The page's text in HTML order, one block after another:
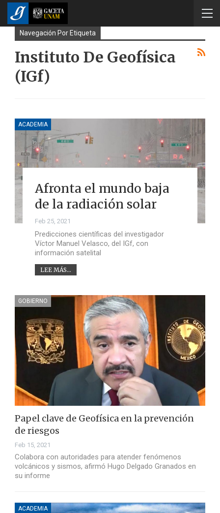
Navegación Por Etiqueta
Instituto De Geofísica
(IGf)
ACADEMIA
Afronta el mundo baja
de la radiación solar
Feb 25, 2021
Predicciones científicas del investigador
Víctor Manuel Velasco, del IGf, con
información satelital
LEE MÁS...
GOBIERNO
Papel clave de Geofísica en la prevención
de riesgos
Feb 15, 2021
Colabora con autoridades para atender fenómenos
volcánicos y sismos, afirmó Hugo Delgado Granados en
su informe
ACADEMIA